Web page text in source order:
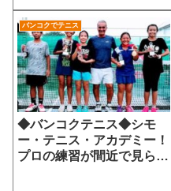
Bangkok!
バンコクでテニス
◆バンコクテニス◆シモ
ー・テニス・アカデミー！
プロの練習が間近で見られ